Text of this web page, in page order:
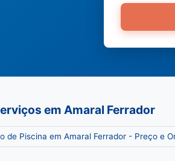
em Amaral Ferrador
de Piscina em Amaral Ferrador - Preço e